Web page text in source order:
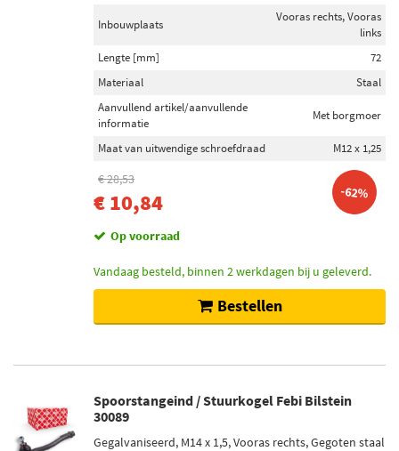
Inbouwplaats
Vooras rechts, Vooras
links
Lengte [mm]
72
Materiaal
Staal
Aanvullend artikel/aanvullende
informatie
Met borgmoer
Maat van uitwendige schroefdraad M12 x 1,25
€ 28,53
€ 10,84 -62%
Op voorraad
Vandaag besteld, binnen 2 werkdagen bij u geleverd.
Bestellen
Spoorstangeind / Stuurkogel Febi Bilstein
30089
Gegalvaniseerd, M14 x 1,5, Vooras rechts, Gegoten staal